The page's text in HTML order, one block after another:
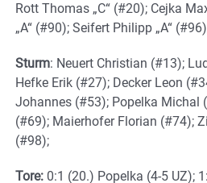
Rott Thomas „C“ (#20); Cejka
„A“ (#90); Seifert Philipp „A“
Sturm: Neuert Christian (#13);
Hefke Erik (#27); Decker Leon
Johannes (#53); Popelka Michal
(#69); Maierhofer Florian (#74);
(#98);
Tore: 0:1 (20.) Popelka (4-5 UZ);